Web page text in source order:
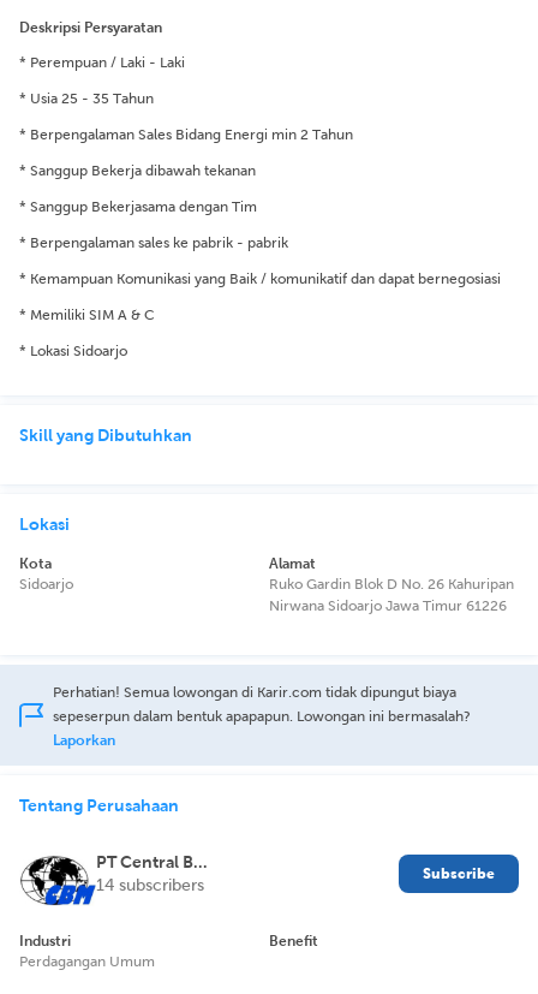
Deskripsi Persyaratan
* Perempuan / Laki - Laki
* Usia 25 - 35 Tahun
* Berpengalaman Sales Bidang Energi min 2 Tahun
* Sanggup Bekerja dibawah tekanan
* Sanggup Bekerjasama dengan Tim
* Berpengalaman sales ke pabrik - pabrik
* Kemampuan Komunikasi yang Baik / komunikatif dan dapat bernegosiasi
* Memiliki SIM A & C
* Lokasi Sidoarjo
Skill yang Dibutuhkan
Lokasi
Kota
Sidoarjo
Alamat
Ruko Gardin Blok D No. 26 Kahuripan
Nirwana Sidoarjo Jawa Timur 61226
Perhatian! Semua lowongan di Karir.com tidak dipungut biaya
sepeserpun dalam bentuk apapapun. Lowongan ini bermasalah?
Laporkan
Tentang Perusahaan
PT Central Buana Mandiri
14 subscribers
Subscribe
Industri
Perdagangan Umum
Benefit